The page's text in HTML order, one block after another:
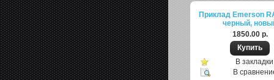
Приклад Emerson
черный,
1850.00 р.
В закладки
В